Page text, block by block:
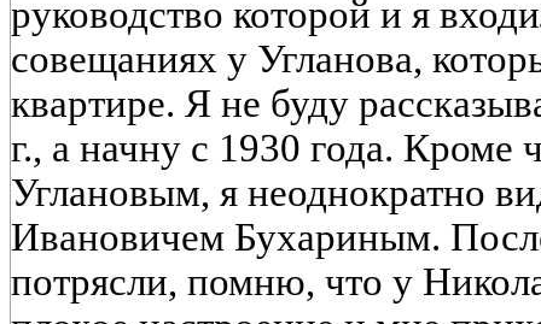
руководство которой и я
совещаниях у Угланова,
квартире. Я не буду
г., а начну с 1930 года. Кроме
Углановым, я неоднократно
Ивановичем Бухариным.
потрясли, помню, что у